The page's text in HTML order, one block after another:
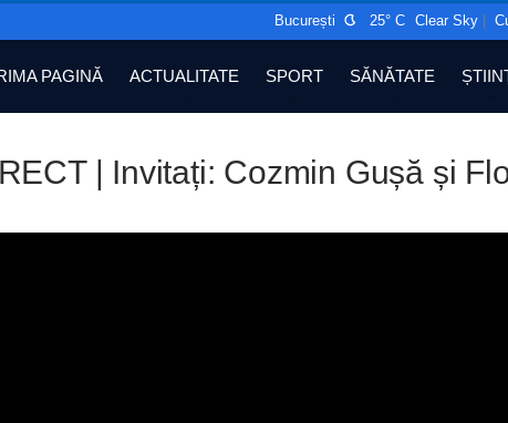
București 25° C Clear Sky |
PAGINĂ ACTUALITATE SPORT SĂNĂTATE
| Invitați: Cozmin Gușă și